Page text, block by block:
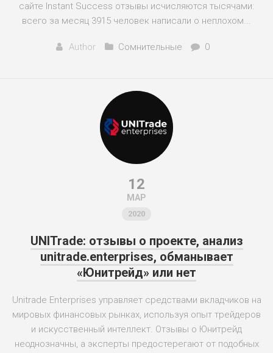
сайте Instant Success отзывы исчисляются тысячами:
всего за месяц 3915 человек написали о неплохом...
Author Сомнительные 0
12
МАР
2020
UNITrade: отзывы о проекте, анализ
unitrade.enterprises, обманывает
«Юнитрейд» или нет
Unitrade Enterprises управляет средствами вкладчиков на
мировых финансовых рынках, используя опыт трейдеров
и искусственный интеллект. Отзывы о Юнитрейд
неоднозначны, а эксперты предостерегают от подобных